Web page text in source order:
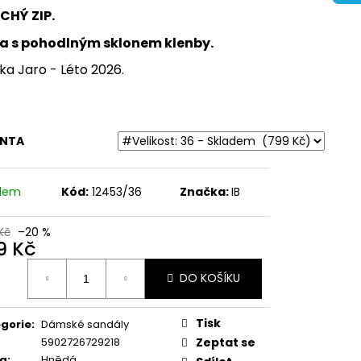
ZIP.
s pohodlným sklonem klenby.
Jaro - Léto 2026.
Kód: 12453/36 Značka:IB
–20 %
Kč
DO KOŠÍKU
: Dámské sandály
5902726729218
Tisk
Zeptat se
SANDÁLY NA
710221-08